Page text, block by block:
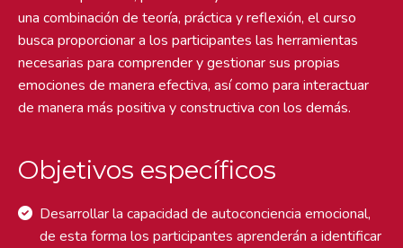
una combinación de teoría, práctica y reflexión, el curso
busca proporcionar a los participantes las herramientas
necesarias para comprender y gestionar sus propias
emociones de manera efectiva, así como para interactuar
de manera más positiva y constructiva con los demás.
Objetivos específicos
Desarrollar la capacidad de autoconciencia emocional,
de esta forma los participantes aprenderán a identificar